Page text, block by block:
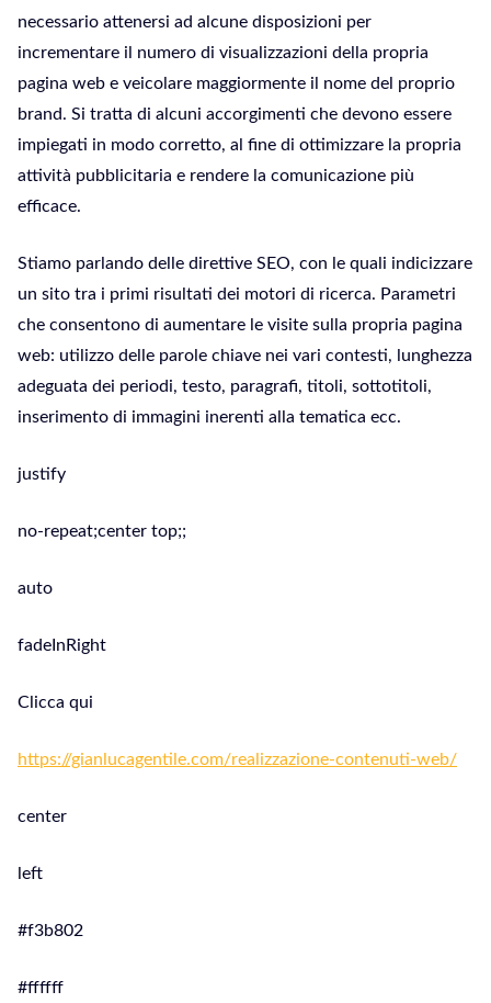
necessario attenersi ad alcune disposizioni per
incrementare il numero di visualizzazioni della propria
pagina web e veicolare maggiormente il nome del proprio
brand. Si tratta di alcuni accorgimenti che devono essere
impiegati in modo corretto, al fine di ottimizzare la propria
attività pubblicitaria e rendere la comunicazione più
efficace.
Stiamo parlando delle direttive SEO, con le quali indicizzare
un sito tra i primi risultati dei motori di ricerca. Parametri
che consentono di aumentare le visite sulla propria pagina
web: utilizzo delle parole chiave nei vari contesti, lunghezza
adeguata dei periodi, testo, paragrafi, titoli, sottotitoli,
inserimento di immagini inerenti alla tematica ecc.
justify
no-repeat;center top;;
auto
fadeInRight
Clicca qui
https://gianlucagentile.com/realizzazione-contenuti-web/
center
left
#f3b802
#ffffff